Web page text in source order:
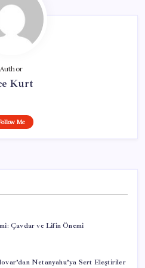
Author
Kurt
Me
Çavdar ve Lifin Önemi
Netanyahu’ya Sert Eleştiriler